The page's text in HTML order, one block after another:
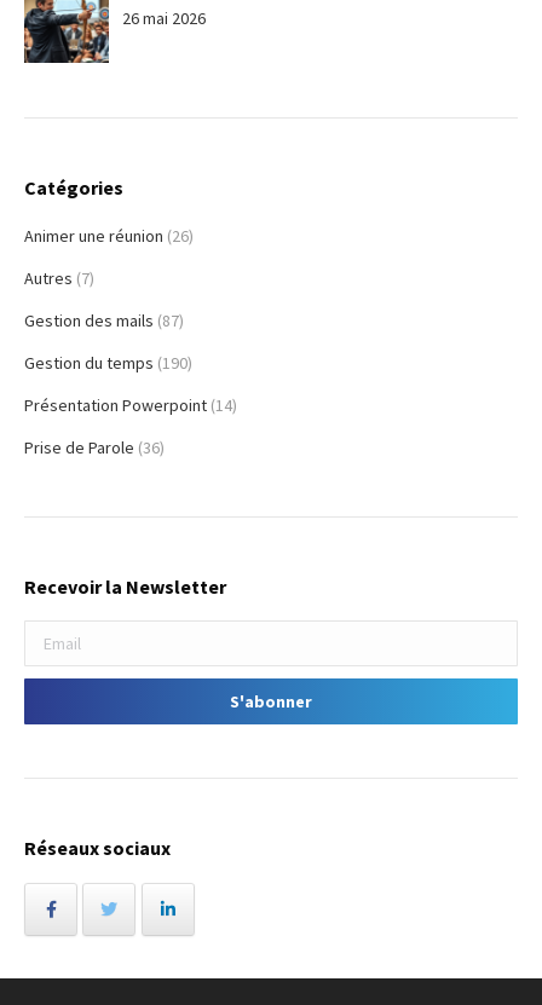
26 mai 2026
Catégories
Animer une réunion (26)
Autres (7)
Gestion des mails (87)
Gestion du temps (190)
Présentation Powerpoint (14)
Prise de Parole (36)
Recevoir la Newsletter
Réseaux sociaux